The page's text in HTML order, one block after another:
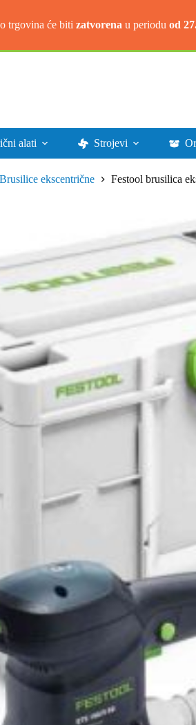
trgovina će biti zatvorena u periodu od
alati Strojevi
Brusilice ekscentrične Festool brusilica